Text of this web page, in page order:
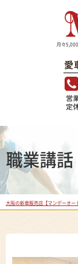
月々
職業講話
大阪の新車販売店【マンデーオー